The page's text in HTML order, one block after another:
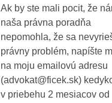
Ak by ste mali pocit, že
naša právna poradňa
nepomohla, že sa
právny problém, napíšte
na moju emailovú adresu
(advokat@ficek.sk)
v priebehu 2 mesiacov od